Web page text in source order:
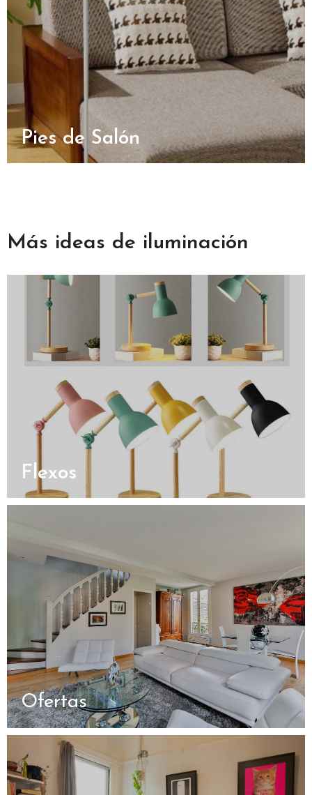
Pies de Salón
Más ideas de iluminación
Flexos
Ofertas